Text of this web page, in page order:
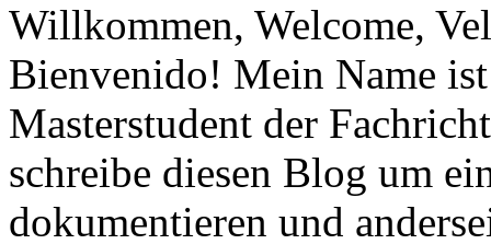
Willkommen, Welcome,
Bienvenido! Mein Name
Masterstudent der
schreibe diesen Blog um
dokumentieren und